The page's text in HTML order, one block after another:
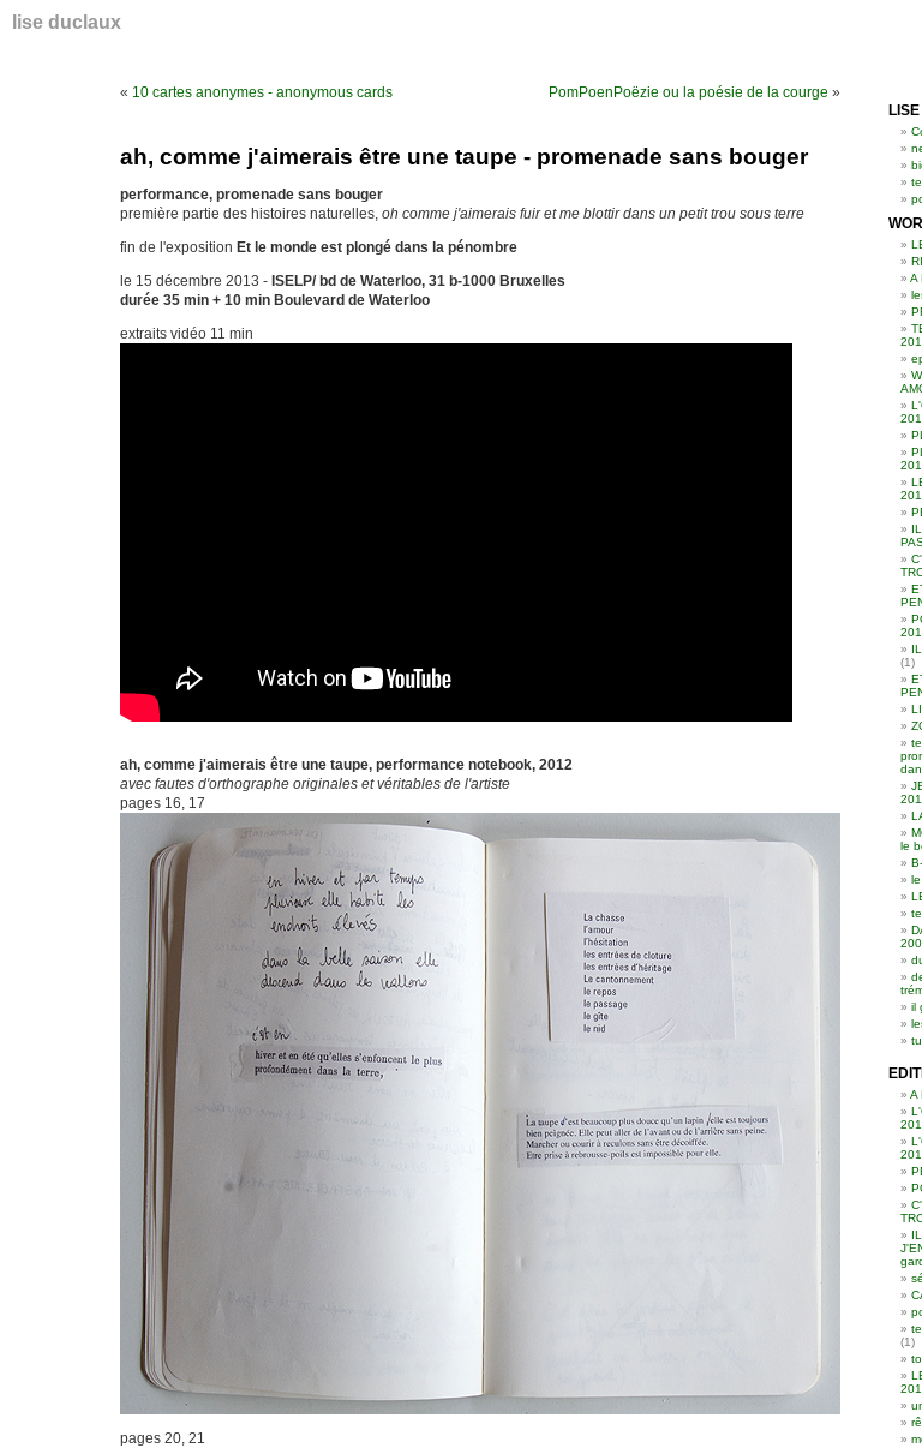
lise duclaux
« 10 cartes anonymes - anonymous cards PomPoenPoëzie ou la poésie de la courge »
ah, comme j'aimerais être une taupe - promenade sans bouger
performance, promenade sans bouger
première partie des histoires naturelles, oh comme j'aimerais fuir et me blottir dans un petit trou sous terre
fin de l'exposition Et le monde est plongé dans la pénombre
le 15 décembre 2013 - ISELP/ bd de Waterloo, 31 b-1000 Bruxelles
durée 35 min + 10 min Boulevard de Waterloo
extraits vidéo 11 min
ah, comme j'aimerais être une taupe, performance notebook, 2012
avec fautes d'orthographe originales et véritables de l'artiste
pages 16, 17
pages 20, 21
A
(1)
le
il
A
(1)